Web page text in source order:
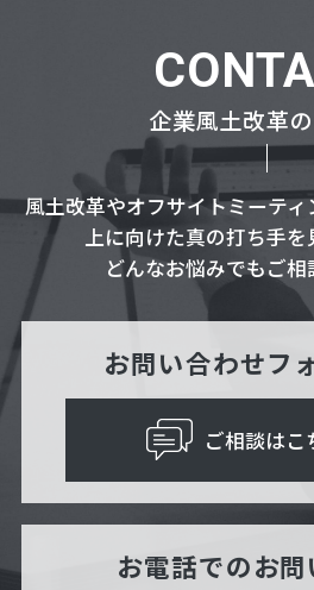
企業風土改革
風土改革やオフサイトミーテ
上に向けた真の打ち手
どんなお悩みでもご相
お問い合わせフ
ご相談はこ
お電話でのお